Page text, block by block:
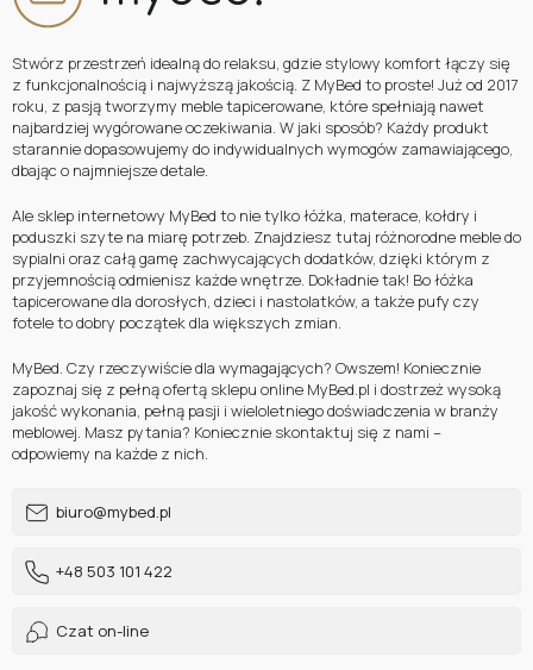
Stwórz przestrzeń idealną do relaksu, gdzie stylowy komfort łączy się
z funkcjonalnością i najwyższą jakością. Z MyBed to proste! Już od 2017
roku, z pasją tworzymy meble tapicerowane, które spełniają nawet
najbardziej wygórowane oczekiwania. W jaki sposób? Każdy produkt
starannie dopasowujemy do indywidualnych wymogów zamawiającego,
dbając o najmniejsze detale.
Ale sklep internetowy MyBed to nie tylko łóżka, materace, kołdry i
poduszki szyte na miarę potrzeb. Znajdziesz tutaj różnorodne meble do
sypialni oraz całą gamę zachwycających dodatków, dzięki którym z
przyjemnością odmienisz każde wnętrze. Dokładnie tak! Bo łóżka
tapicerowane dla dorosłych, dzieci i nastolatków, a także pufy czy
fotele to dobry początek dla większych zmian.
MyBed. Czy rzeczywiście dla wymagających? Owszem! Koniecznie
zapoznaj się z pełną ofertą sklepu online MyBed.pl i dostrzeż wysoką
jakość wykonania, pełną pasji i wieloletniego doświadczenia w branży
meblowej. Masz pytania? Koniecznie skontaktuj się z nami –
odpowiemy na każde z nich.
biuro@mybed.pl
+48 503 101 422
Czat on-line